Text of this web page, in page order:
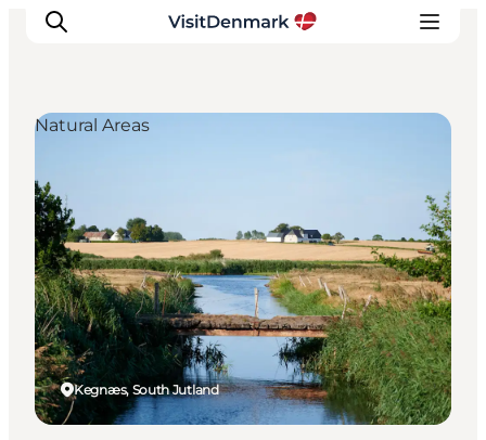
Ispirazioni
Dove andare
Cosa fare
Dove dormire
Pianifica il viaggio
Kegnæs, South Jutland
Natural Areas